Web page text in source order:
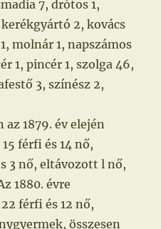
7, drótos 1,
2, kovács
molnár 1, napszámos
1, pincér 1, szolga 46,
3, színész 2,
1879. év elején
férfi és 14 nő,
3 nő, eltávozott l nő,
1880. évre
férfi és 12 nő,
összesen